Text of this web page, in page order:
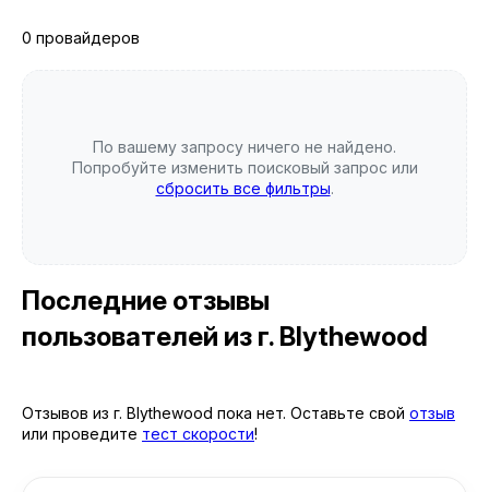
0 провайдеров
По вашему запросу ничего не найдено.
Попробуйте изменить поисковый запрос или
сбросить все фильтры.
Последние отзывы
пользователей из г. Blythewood
Отзывов из г. Blythewood пока нет. Оставьте свой отзыв
или проведите тест скорости!